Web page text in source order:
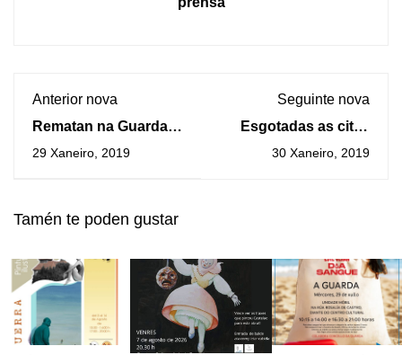
Anterior nova
Rematan na Guarda
as sesións formativas
29 Xaneiro, 2019
Seguinte nova
Esgotadas as citas
para a renovación do
30 Xaneiro, 2019
Tamén te poden gustar